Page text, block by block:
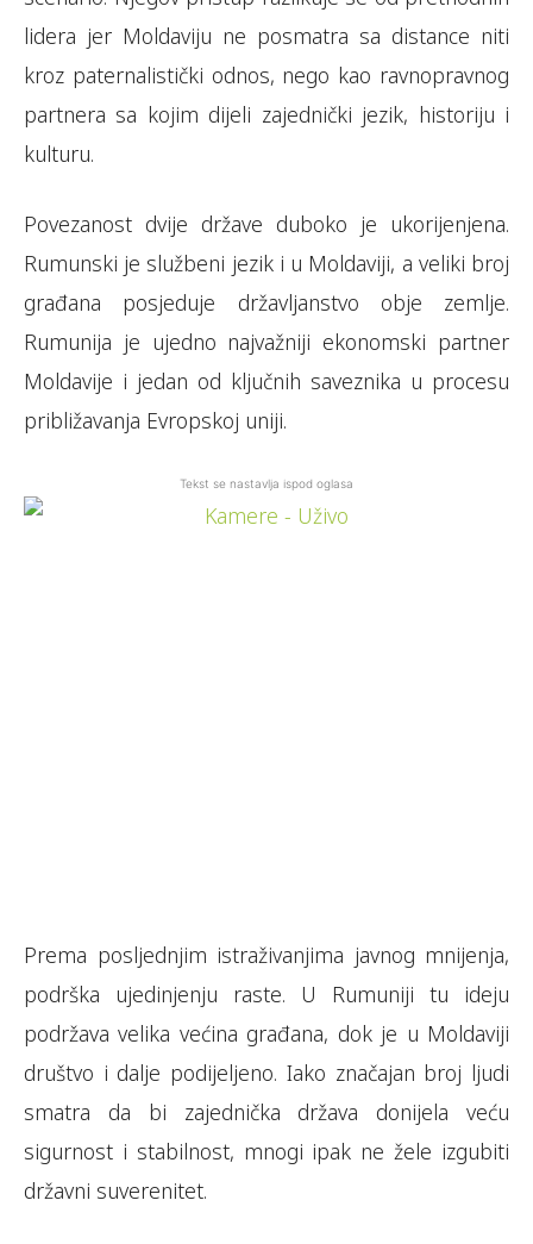
lidera jer Moldaviju ne posmatra sa distance niti
kroz paternalistički odnos, nego kao ravnopravnog
partnera sa kojim dijeli zajednički jezik, historiju i
kulturu.
Povezanost dvije države duboko je ukorijenjena.
Rumunski je službeni jezik i u Moldaviji, a veliki broj
građana posjeduje državljanstvo obje zemlje.
Rumunija je ujedno najvažniji ekonomski partner
Moldavije i jedan od ključnih saveznika u procesu
približavanja Evropskoj uniji.
Tekst se nastavlja ispod oglasa
Prema posljednjim istraživanjima javnog mnijenja,
podrška ujedinjenju raste. U Rumuniji tu ideju
podržava velika većina građana, dok je u Moldaviji
društvo i dalje podijeljeno. Iako značajan broj ljudi
smatra da bi zajednička država donijela veću
sigurnost i stabilnost, mnogi ipak ne žele izgubiti
državni suverenitet.